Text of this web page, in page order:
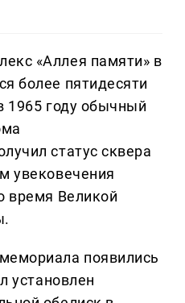
«Аллея памяти» в
более пятидесяти
1965 году обычный
статус сквера
увековечения
время Великой
появились
установлен